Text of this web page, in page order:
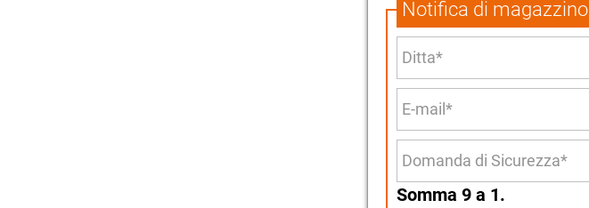
Notifica di magazzino
Somma 9 a 1.